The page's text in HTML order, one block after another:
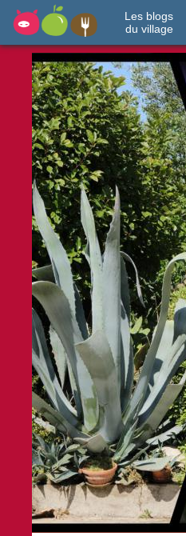
Les blogs
du village